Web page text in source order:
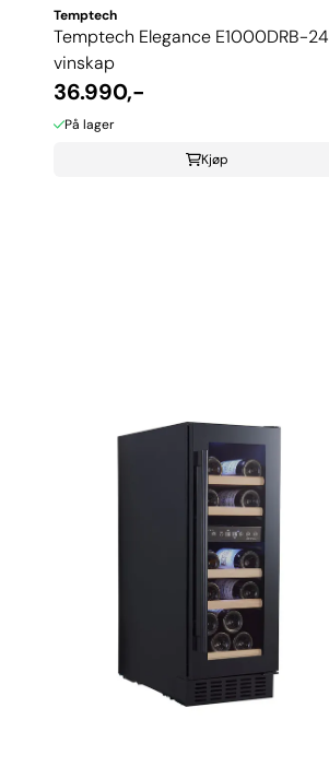
Temptech
Temptech Elegance E1000DRB-24
vinskap
36.990,-
På lager
Kjøp